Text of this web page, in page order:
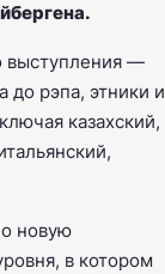
выступления —
до рэпа, этники и
казахский,
новую
в котором